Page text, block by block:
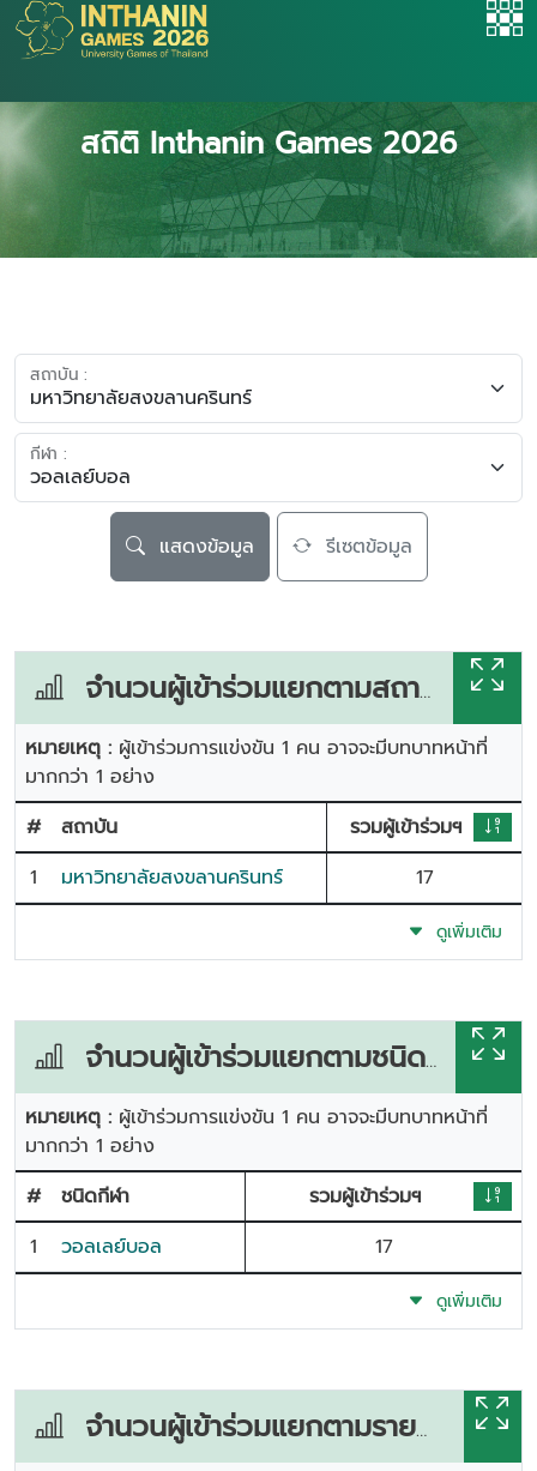
สถิติ Inthanin Games 2026
สถาบัน :
กีฬา :
แสดงข้อมูล รีเซตข้อมูล
จำนวนผู้เข้าร่วมแยกตามสถาบัน
หมายเหตุ : ผู้เข้าร่วมการแข่งขัน 1 คน อาจจะมีบทบาทหน้าที่
มากกว่า 1 อย่าง
#
สถาบัน
รวมผู้เข้าร่วมฯ
1
มหาวิทยาลัยสงขลานครินทร์ 17
ดูเพิ่มเติม
จำนวนผู้เข้าร่วมแยกตามชนิดกีฬา
หมายเหตุ : ผู้เข้าร่วมการแข่งขัน 1 คน อาจจะมีบทบาทหน้าที่
มากกว่า 1 อย่าง
#
ชนิดกีฬา
รวมผู้เข้าร่วมฯ
1
วอลเลย์บอล 17
ดูเพิ่มเติม
จำนวนผู้เข้าร่วมแยกตามรายการแข่งขัน